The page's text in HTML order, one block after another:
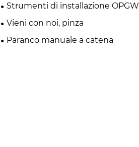
Strumenti di installazione OPGW
Vieni con noi, pinza
Paranco manuale a catena